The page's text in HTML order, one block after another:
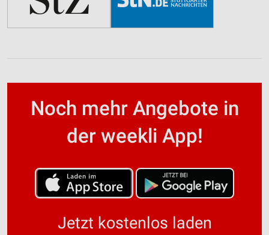
Noch mehr Angebote in
der weekli App!
Jetzt kostenlos laden